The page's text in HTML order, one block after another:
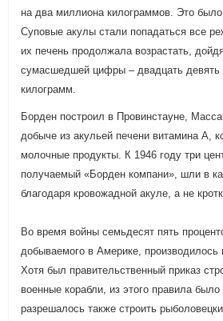
на два миллиона килограммов. Это
Суповые акулы стали попадаться все
их печень продолжала возрастать,
сумасшедшей цифры – двадцать девять
килограмм.
Борден построил в Провинстауне,
добыче из акульей печени витамина А,
молочные продукты. К 1946 году три
получаемый «Борден компани», шли в
благодаря кровожадной акуле, а не
Во время войны семьдесят пять
добываемого в Америке, производилось
Хотя был правительственный приказ
военные корабли, из этого правила
разрешалось также строить